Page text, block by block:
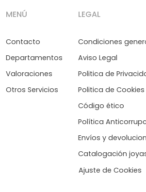
MENÚ
Contacto
Departamentos
Valoraciones
Otros Servicios
LEGAL
Condiciones
Aviso Legal
Politica de
Politica de Cookies
Código ético
Política
Envíos y
Catalogación
Ajuste de Cookies